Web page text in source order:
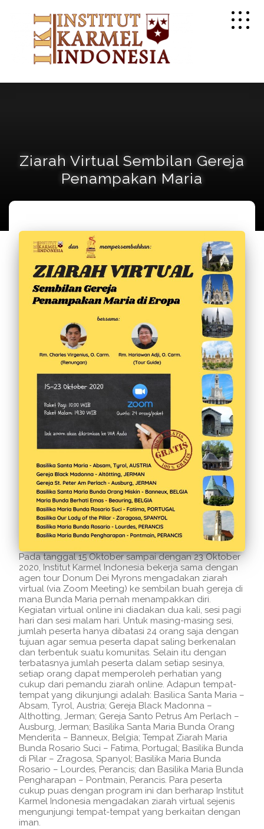
Ziarah Virtual Sembilan Gereja
Penampakan Maria
Pada tanggal 15 Oktober sampai dengan 23 Oktober
2020, Institut Karmel Indonesia bekerja sama dengan
agen tour Donum Dei Myrons mengadakan ziarah
virtual (via Zoom Meeting) ke sembilan buah gereja di
mana Bunda Maria pernah menampakkan diri.
Kegiatan virtual online ini diadakan dua kali, sesi pagi
hari dan sesi malam hari. Untuk masing-masing sesi,
jumlah peserta hanya dibatasi 24 orang saja dengan
tujuan agar semua peserta dapat saling berkenalan
dan terbentuk suatu komunitas. Selain itu dengan
terbatasnya jumlah peserta dalam setiap sesinya,
setiap orang dapat memperoleh perhatian yang
cukup dari pemandu ziarah online. Adapun tempat-
tempat yang dikunjungi adalah: Basilica Santa Maria –
Absam, Tyrol, Austria; Gereja Black Madonna –
Althotting, Jerman; Gereja Santo Petrus Am Perlach –
Ausburg, Jerman; Basilika Santa Maria Bunda Orang
Menderita – Banneux, Belgia; Tempat Ziarah Maria
Bunda Rosario Suci – Fatima, Portugal; Basilika Bunda
di Pilar – Zragosa, Spanyol; Basilika Maria Bunda
Rosario – Lourdes, Perancis; dan Basilika Maria Bunda
Pengharapan – Pontmain, Perancis. Para peserta
cukup puas dengan program ini dan berharap Institut
Karmel Indonesia mengadakan ziarah virtual sejenis
mengunjungi tempat-tempat yang berkaitan dengan
iman.